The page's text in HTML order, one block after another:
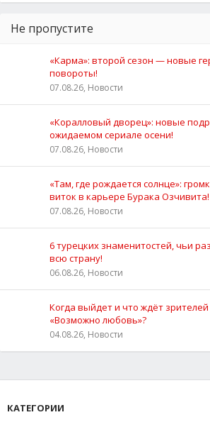
Не пропустите
«Карма»: второй сезон — новые
повороты!
07.08.26, Новости
«Коралловый дворец»: новые
ожидаемом сериале осени!
07.08.26, Новости
«Там, где рождается солнце»:
виток в карьере Бурака Озчивита!
07.08.26, Новости
6 турецких знаменитостей, чьи
всю страну!
06.08.26, Новости
Когда выйдет и что ждёт зрителей
«Возможно любовь»?
04.08.26, Новости
КАТЕГОРИИ